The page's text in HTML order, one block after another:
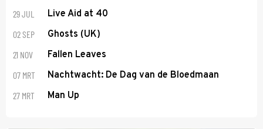
29 JUL Live Aid at 40
02 SEP Ghosts (UK)
21 NOV Fallen Leaves
07 MRT Nachtwacht: De Dag van de Bloedmaan
27 MRT Man Up